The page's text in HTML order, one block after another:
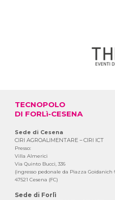
TECNOPOLO
DI FORLì-CESENA
Sede di Cesena
CIRI AGROALIMENTARE – CIRI ICT
Presso:
Villa Almerici
Via Quinto Bucci, 336
(ingresso pedonale da Piazza Goidanich
47521 Cesena (FC)
Sede di Forlì